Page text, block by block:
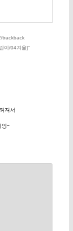
trackback
이/04겨울]”
져서
잉~